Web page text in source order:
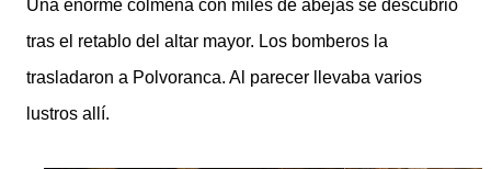
Una enorme colmena con miles de abejas se descubrió
tras el retablo del altar mayor. Los bomberos la
trasladaron a Polvoranca. Al parecer llevaba varios
lustros allí.